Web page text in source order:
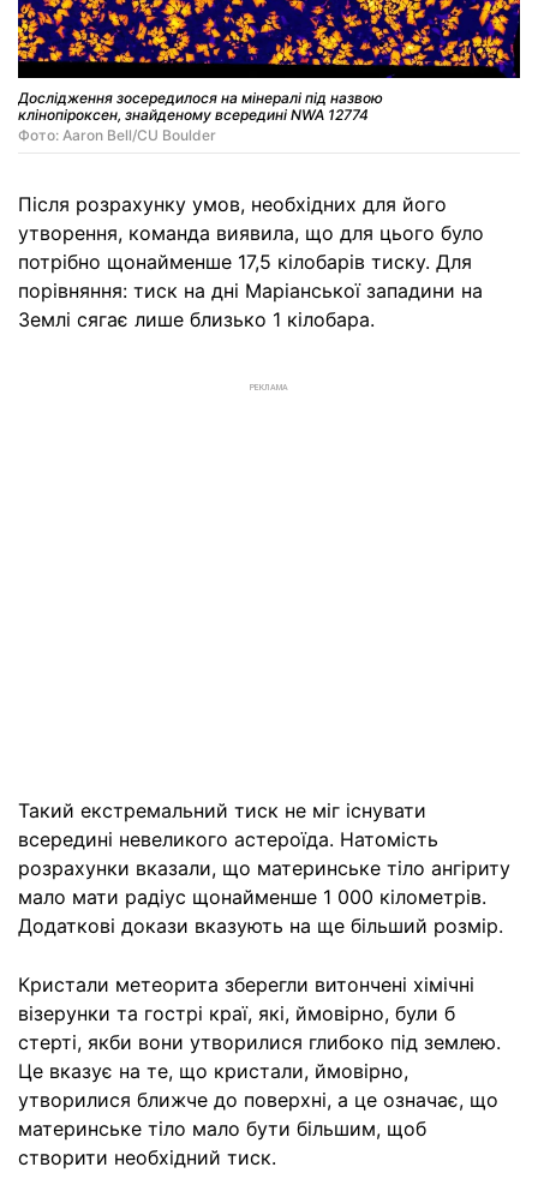
Дослідження зосередилося на мінералі під назвою
клінопіроксен, знайденому всередині NWA 12774
Фото: Aaron Bell/CU Boulder
Після розрахунку умов, необхідних для його
утворення, команда виявила, що для цього було
потрібно щонайменше 17,5 кілобарів тиску. Для
порівняння: тиск на дні Маріанської западини на
Землі сягає лише близько 1 кілобара.
РЕКЛАМА
Такий екстремальний тиск не міг існувати
всередині невеликого астероїда. Натомість
розрахунки вказали, що материнське тіло ангіриту
мало мати радіус щонайменше 1 000 кілометрів.
Додаткові докази вказують на ще більший розмір.
Кристали метеорита зберегли витончені хімічні
візерунки та гострі краї, які, ймовірно, були б
стерті, якби вони утворилися глибоко під землею.
Це вказує на те, що кристали, ймовірно,
утворилися ближче до поверхні, а це означає, що
материнське тіло мало бути більшим, щоб
створити необхідний тиск.